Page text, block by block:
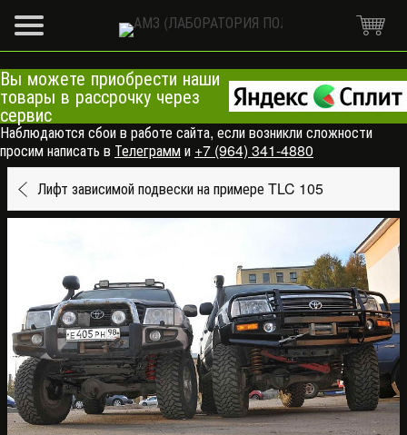
Вы можете приобрести наши
товары в рассрочку через
сервис
Наблюдаются сбои в работе сайта, если возникли сложности
просим написать в Телеграмми +7 (964) 341-4880
Лифт зависимой подвески на примере TLC 105